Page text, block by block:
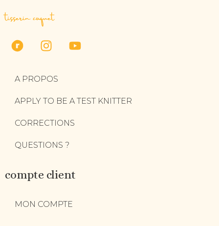
tisserin coquet
A PROPOS
APPLY TO BE A TEST KNITTER
CORRECTIONS
QUESTIONS ?
compte client
MON COMPTE